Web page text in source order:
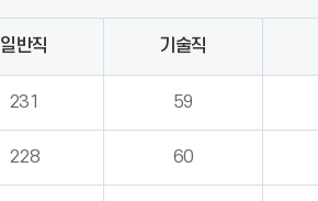
일반직 기술직
231 59
228 60